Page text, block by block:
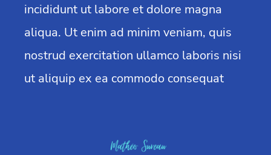
incididunt ut labore et dolore magna
aliqua. Ut enim ad minim veniam, quis
nostrud exercitation ullamco laboris nisi
ut aliquip ex ea commodo consequat